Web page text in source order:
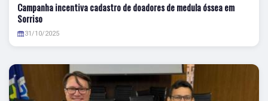
Campanha incentiva cadastro de doadores de medula óssea em
Sorriso
31/10/2025